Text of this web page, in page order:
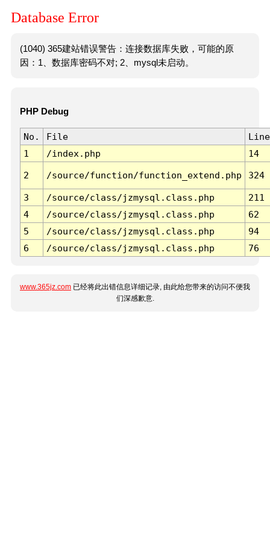
Database Error
(1040) 365建站错误警告：连接数据库失败，可能的原
因：1、数据库密码不对; 2、mysql未启动。
PHP Debug
No. File
Line
1
/index.php 14
2 /source/function/function_extend.php 324
3 /source/class/jzmysql.class.php
211
4
/source/class/jzmysql.class.php
62
5
/source/class/jzmysql.class.php
94
6
/source/class/jzmysql.class.php 76
www.365jz.com 已经将此出错信息详细记录, 由此给您带来的访问不便我
们深感歉意.